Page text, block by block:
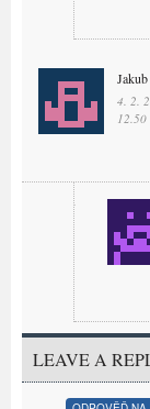
Jakub
4. 2.
12.50
LEAVE A